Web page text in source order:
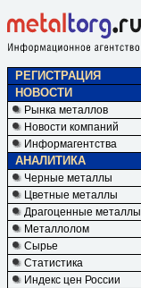
РЕГИСТРАЦИЯ
НОВОСТИ
Рынка металлов
Новости компаний
Информагентства
АНАЛИТИКА
Черные металлы
Цветные металлы
Драгоценные металлы
Металлолом
Сырье
Статистика
Индекс цен России